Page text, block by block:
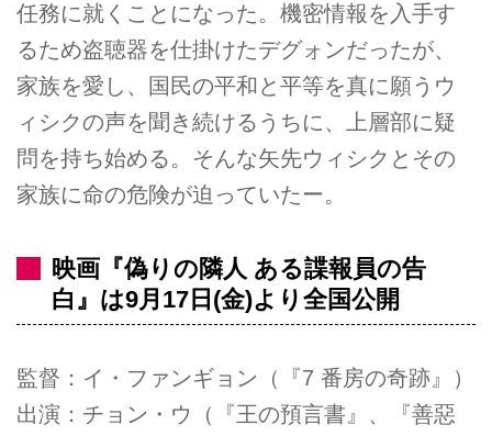
任務に就くことになった。機密情報を入手す
るため盗聴器を仕掛けたデグォンだったが、
家族を愛し、国民の平和と平等を真に願うウ
ィシクの声を聞き続けるうちに、上層部に疑
問を持ち始める。そんな矢先ウィシクとその
家族に命の危険が迫っていたー。
映画『偽りの隣人 ある諜報員の告
白』は9月17日(金)より全国公開
監督：イ・ファンギョン（『7 番房の奇跡』）
出演：チョン・ウ（『王の預言書』、『善惡